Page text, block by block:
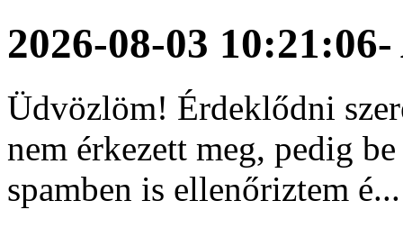
2026-08-03 10:21:06-
Üdvözlöm! Érdeklődni
nem érkezett meg, pedig
spamben is ellenőriztem é...